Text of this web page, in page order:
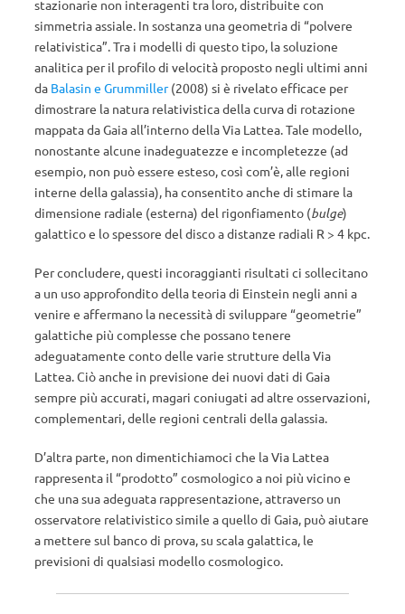
stazionarie non interagenti tra loro, distribuite con
simmetria assiale. In sostanza una geometria di “polvere
relativistica”. Tra i modelli di questo tipo, la soluzione
analitica per il profilo di velocità proposto negli ultimi anni
da Balasin e Grummiller(2008) si è rivelato efficace per
dimostrare la natura relativistica della curva di rotazione
mappata da Gaia all’interno della Via Lattea. Tale modello,
nonostante alcune inadeguatezze e incompletezze (ad
esempio, non può essere esteso, così com’è, alle regioni
interne della galassia), ha consentito anche di stimare la
dimensione radiale (esterna) del rigonfiamento (bulge)
galattico e lo spessore del disco a distanze radiali R > 4 kpc.
Per concludere, questi incoraggianti risultati ci sollecitano
a un uso approfondito della teoria di Einstein negli anni a
venire e affermano la necessità di sviluppare “geometrie”
galattiche più complesse che possano tenere
adeguatamente conto delle varie strutture della Via
Lattea. Ciò anche in previsione dei nuovi dati di Gaia
sempre più accurati, magari coniugati ad altre osservazioni,
complementari, delle regioni centrali della galassia.
D’altra parte, non dimentichiamoci che la Via Lattea
rappresenta il “prodotto” cosmologico a noi più vicino e
che una sua adeguata rappresentazione, attraverso un
osservatore relativistico simile a quello di Gaia, può aiutare
a mettere sul banco di prova, su scala galattica, le
previsioni di qualsiasi modello cosmologico.